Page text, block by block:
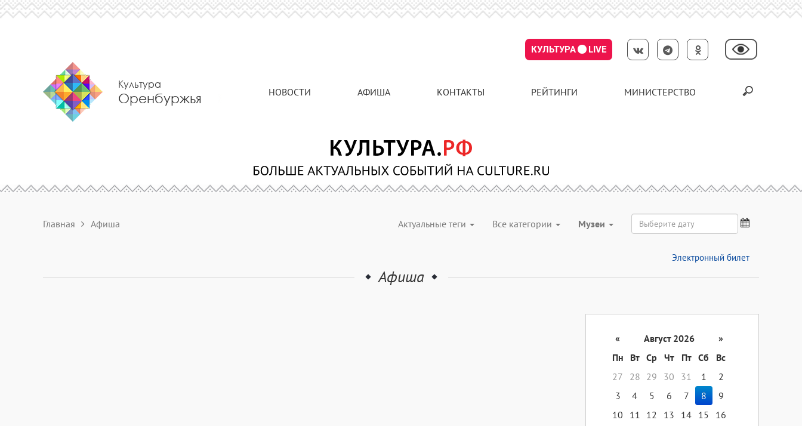
КУЛЬТУРА LIVE
Культура
Оренбуржья НОВОСТИ АФИША КОНТАКТЫ РЕЙТИНГИ МИНИСТЕРСТВО
Главная Афиша Актуальные теги Все категории Музеи
Электронный билет
Афиша
« Август 2026
»
Пн
Вт Ср Чт Пт Сб
Вс
27
28 29 30 31 1
2
3
4 5 6 7 8
9
10
11 12 13 14 15
16